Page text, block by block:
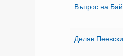
Въпрос на
Делян